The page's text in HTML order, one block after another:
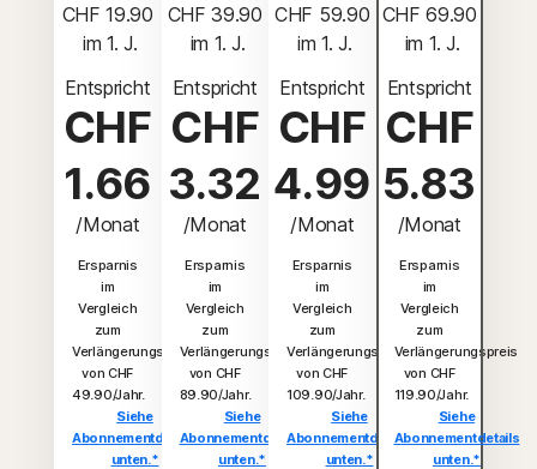
CHF 19.90
im 1. J.
Entspricht
CHF
1.66
/Monat
Ersparnis
im
Vergleich
zum
Verlängerungspreis
von CHF
49.90/Jahr.
Siehe
Abonnementdetails
unten.*
CHF 39.90
im 1. J.
Entspricht
CHF
3.32
/Monat
Ersparnis
im
Vergleich
zum
Verlängerungspreis
von CHF
89.90/Jahr.
Siehe
Abonnementdetails
unten.*
CHF 59.90
im 1. J.
Entspricht
CHF
4.99
/Monat
Ersparnis
im
Vergleich
zum
Verlängerungspreis
von CHF
109.90/Jahr.
Siehe
Abonnementdetails
unten.*
CHF 69.90
im 1. J.
Entspricht
CHF
5.83
/Monat
Ersparnis
im
Vergleich
zum
Verlängerungspreis
von CHF
119.90/Jahr.
Siehe
Abonnementdetails
unten.*